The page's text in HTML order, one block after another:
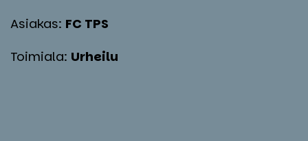
Asiakas: FC TPS
Toimiala: Urheilu